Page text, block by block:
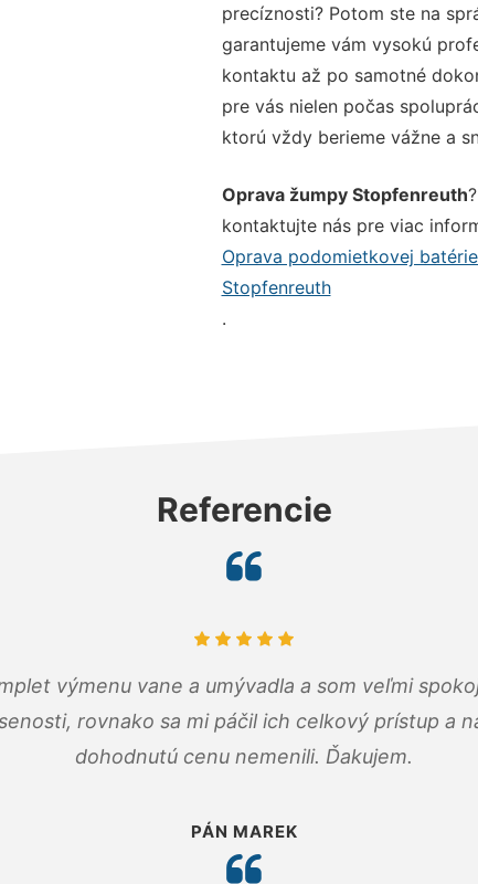
precíznosti? Potom ste na
garantujeme vám vysokú
kontaktu až po samotné
pre vás nielen počas
ktorú vždy berieme vážne a
Oprava žumpy Stopfenreuth
kontaktujte nás pre viac
Oprava podomietkovej
Stopfenreuth
.
Referencie
výmenu vane a umývadla a som veľmi
rovnako sa mi páčil ich celkový prístup a
dohodnutú cenu nemenili. Ďakujem.
PÁN MAREK